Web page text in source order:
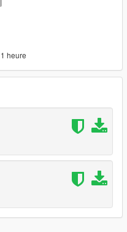
(Edited to Essex
heure